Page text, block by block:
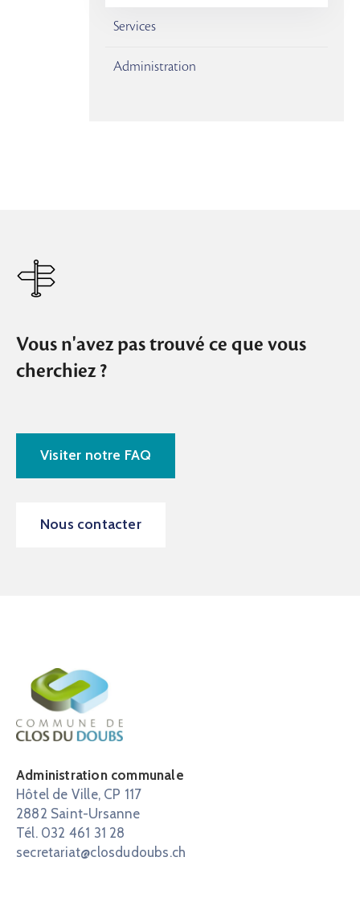
Services
Administration
Vous n'avez pas trouvé ce que vous
cherchiez ?
Visiter notre FAQ
Nous contacter
Administration communale
Hôtel de Ville, CP 117
2882 Saint-Ursanne
Tél. 032 461 31 28
secretariat@closdudoubs.ch